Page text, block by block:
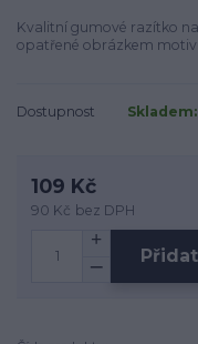
Kvalitní gumové razítko
opatřené obrázkem
Dostupnost Skladem:
109 Kč
90 Kč bez DPH